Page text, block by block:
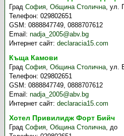
ГрадСофия,Община Столична,ул.
Телефон:029802651
GSM:0888847749, 0888707612
Email:nadja_2005@abv.bg
Интернет сайт:declaracia15.com
Къща Камови
ГрадСофия,Община Столична,ул.
Телефон:029802651
GSM:0888847749, 0888707612
Email:nadja_2005@abv.bg
Интернет сайт:declaracia15.com
Хотел Привилидж Форт Бийч
ГрадСофия,Община Столична,до